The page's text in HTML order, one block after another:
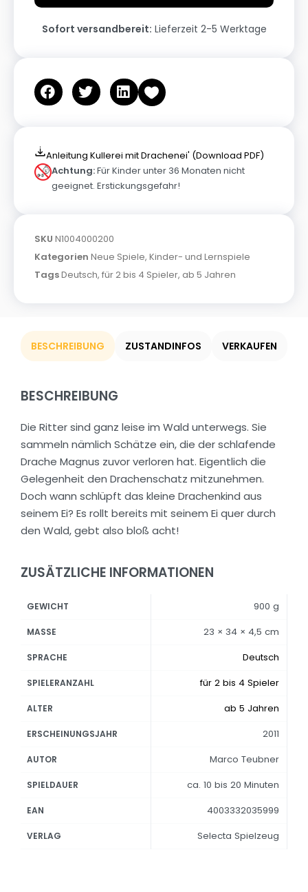
Sofort versandbereit: Lieferzeit 2-5 Werktage
Anleitung Kullerei mit Drachenei' (Download PDF)
Achtung:Für Kinder unter 36 Monaten nicht
geeignet. Erstickungsgefahr!
SKU N1004000200
Kategorien Neue Spiele, Kinder- und Lernspiele
TagsDeutsch, für 2 bis 4 Spieler, ab 5 Jahren
BESCHREIBUNG ZUSTANDINFOS VERKAUFEN
BESCHREIBUNG
Die Ritter sind ganz leise im Wald unterwegs. Sie
sammeln nämlich Schätze ein, die der schlafende
Drache Magnus zuvor verloren hat. Eigentlich die
Gelegenheit den Drachenschatz mitzunehmen.
Doch wann schlüpft das kleine Drachenkind aus
seinem Ei? Es rollt bereits mit seinem Ei quer durch
den Wald, gebt also bloß acht!
ZUSÄTZLICHE INFORMATIONEN
GEWICHT 900 g
MASSE 23 × 34 × 4,5 cm
SPRACHE Deutsch
SPIELERANZAHL für 2 bis 4 Spieler
ALTER ab 5 Jahren
ERSCHEINUNGSJAHR 2011
AUTOR Marco Teubner
SPIELDAUER ca. 10 bis 20 Minuten
EAN 4003332035999
VERLAG Selecta Spielzeug